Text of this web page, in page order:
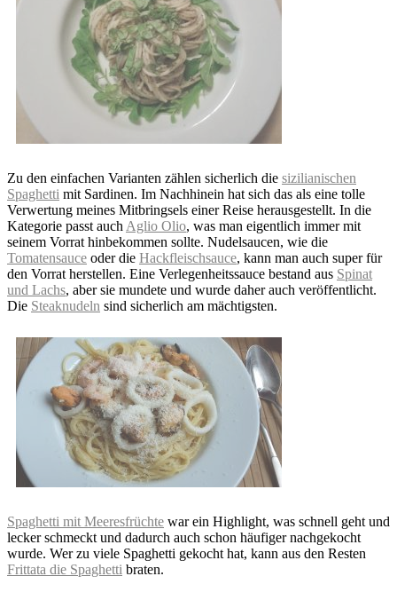
Zu den einfachen Varianten zählen sicherlich die sizilianischen
Spaghetti mit Sardinen. Im Nachhinein hat sich das als eine tolle
Verwertung meines Mitbringsels einer Reise herausgestellt. In die
Kategorie passt auch Aglio Olio, was man eigentlich immer mit
seinem Vorrat hinbekommen sollte. Nudelsaucen, wie die
Tomatensauce oder die Hackfleischsauce, kann man auch super für
den Vorrat herstellen. Eine Verlegenheitssauce bestand aus Spinat
und Lachs, aber sie mundete und wurde daher auch veröffentlicht.
Die Steaknudeln sind sicherlich am mächtigsten.
Spaghetti mit Meeresfrüchte war ein Highlight, was schnell geht und
lecker schmeckt und dadurch auch schon häufiger nachgekocht
wurde. Wer zu viele Spaghetti gekocht hat, kann aus den Resten
Frittata die Spaghetti braten.